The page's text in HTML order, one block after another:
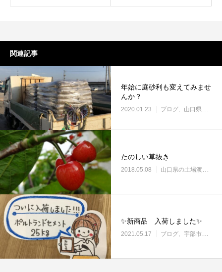
関連記事
年始に庭砂利も変えてみませ
んか？
2020.01.23 ブログ 山口県の土場渡し・野積み場
たのしい草抜き
2018.05.08 山口県の土場渡し・野積み場
✨新商品 入荷しました✨
2021.05.17 ブログ 宇部市働き方改革に取り組む企業